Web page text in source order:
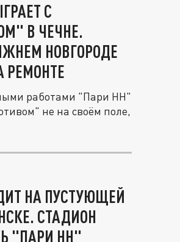
С
В ЧЕЧНЕ.
НОВГОРОДЕ
РЕМОНТЕ
работами "Пари НН"
не на своём поле,
НА ПУСТУЮЩЕЙ
СТАДИОН
"ПАРИ НН"